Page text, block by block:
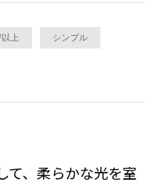
て、柔らかな光を室
以上 シンプル